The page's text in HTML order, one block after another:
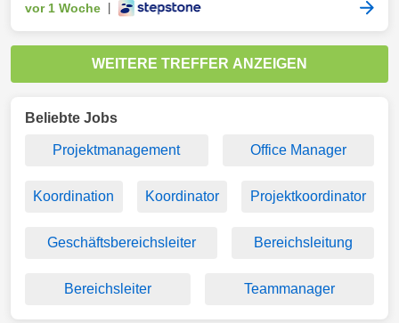
vor 1 Woche
WEITERE TREFFER ANZEIGEN
Beliebte Jobs
Projektmanagement Office Manager
Koordination Koordinator Projektkoordinator
Geschäftsbereichsleiter Bereichsleitung
Bereichsleiter Teammanager